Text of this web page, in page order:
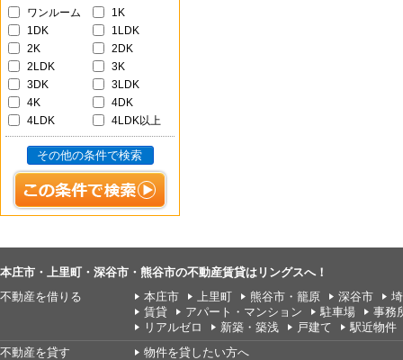
ワンルーム
1K
1DK
1LDK
2K
2DK
2LDK
3K
3DK
3LDK
4K
4DK
4LDK
4LDK以上
その他の条件で検索
本庄市・上里町・深谷市・熊谷市の不動産賃貸はリングスへ！
不動産を借りる
本庄市 上里町 熊谷市・籠原 深谷市
賃貸
アパート・マンション 駐車場
事務
リアルゼロ
新築・築浅 戸建て
駅近物件
不動産を貸す
物件を貸したい方へ